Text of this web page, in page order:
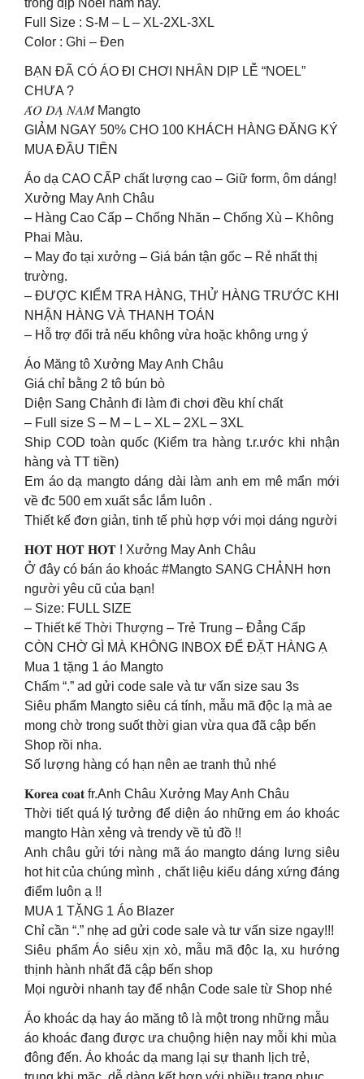
trong dịp Noel năm nay.
Full Size : S-M – L – XL-2XL-3XL
Color : Ghi – Đen
BẠN ĐÃ CÓ ÁO ĐI CHƠI NHÂN DỊP LỄ “NOEL”
CHƯA ?
𝐴́𝑂 𝐷𝐴̣ 𝑁𝐴𝑀 Mangto
GIẢM NGAY 50% CHO 100 KHÁCH HÀNG ĐĂNG KÝ
MUA ĐẦU TIÊN
Áo dạ CAO CẤP chất lượng cao – Giữ form, ôm dáng!
Xưởng May Anh Châu
– Hàng Cao Cấp – Chống Nhăn – Chống Xù – Không
Phai Màu.
– May đo tại xưởng – Giá bán tận gốc – Rẻ nhất thị
trường.
– ĐƯỢC KIỂM TRA HÀNG, THỬ HÀNG TRƯỚC KHI
NHẬN HÀNG VÀ THANH TOÁN
– Hỗ trợ đổi trả nếu không vừa hoặc không ưng ý
Áo Măng tô Xưởng May Anh Châu
Giá chỉ bằng 2 tô bún bò
Diện Sang Chảnh đi làm đi chơi đều khí chất
– ͏Fu͏l͏l ͏s͏i͏z͏e S – M – L – XL – 2XL – 3XL
Ship COD toàn quốc (Kiểm tra hàng t.r.ước khi nhận
hàng và TT tiền)
Em áo dạ mangto dáng dài làm anh em mê mẩn mới
về đc 500 em xuất sắc lắm luôn .
Thiết kế đơn giản, tinh tế phù hợp với mọi dáng người
𝐇𝐎𝐓 𝐇𝐎𝐓 𝐇𝐎𝐓 ! Xưởng May Anh Châu
Ở đây có bán áo khoác #Mangto SANG CHẢNH hơn
người yêu cũ của bạn!
– Size: FULL SIZE
– Thiết kế Thời Thượng – Trẻ Trung – Đẳng Cấp
CÒN CHỜ GÌ MÀ KHÔNG INBOX ĐỂ ĐẶT HÀNG Ạ
Mua 1 tặng 1 áo Mangto
Chấm “.” ad gửi code sale và tư vấn size sau 3s
Siêu phẩm Mangto siêu cá tính, mẫu mã độc lạ mà ae
mong chờ trong suốt thời gian vừa qua đã cập bến
Shop rồi nha.
Số lượng hàng có hạn nên ae tranh thủ nhé
𝐊𝐨𝐫𝐞𝐚 𝐜𝐨𝐚𝐭 fr.Anh Châu Xưởng May Anh Châu
Thời tiết quá lý tưởng để diện áo những em áo khoác
mangto Hàn xẻng và trendy về tủ đồ !!
Anh châu gửi tới nàng mã áo mangto dáng lưng siêu
hot hit của chúng mình , chất liệu kiểu dáng xứng đáng
điểm luôn ạ !!
MUA 1 TẶNG 1 Áo Blazer
Chỉ cần “.” nhẹ ad gửi code sale và tư vấn size ngay!!!
Siêu phẩm Áo siêu xịn xò, mẫu mã độc lạ, xu hướng
thịnh hành nhất đã cập bến shop
Mọi người nhanh tay để nhận Code sale từ Shop nhé
Áo khoác dạ hay áo măng tô là một trong những mẫu
áo khoác đang được ưa chuộng hiện nay mỗi khi mùa
đông đến. Áo khoác dạ mang lại sự thanh lịch trẻ,